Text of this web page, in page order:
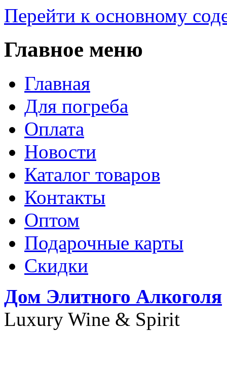
Перейти к основному
Главное меню
Главная
Для погреба
Оплата
Новости
Каталог товаров
Контакты
Оптом
Подарочные карты
Скидки
Дом Элитного Алкоголя
Luxury Wine & Spirit